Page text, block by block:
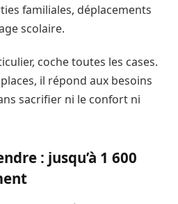
familiales, déplacements
scolaire.
coche toutes les cases.
il répond aux besoins
sacrifier ni le confort ni
: jusqu’à 1 600